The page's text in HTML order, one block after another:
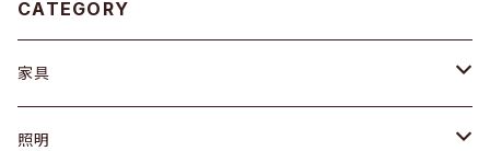
CATEGORY
家具
ソファ / ベンチ
照明